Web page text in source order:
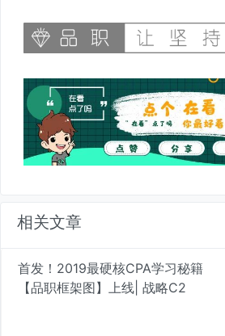
相关文章
首发！2019最硬核CPA学习秘籍
【品职框架图】上线| 战略C2